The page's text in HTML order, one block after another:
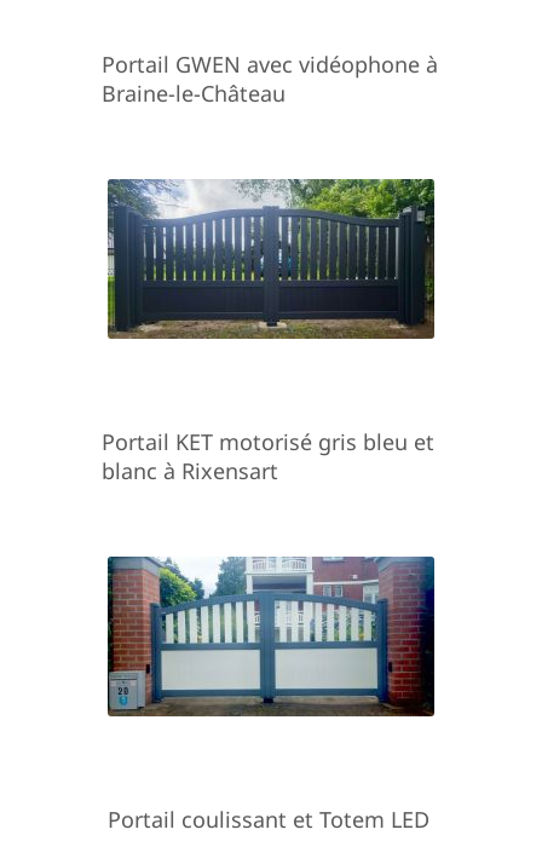
Portail GWEN avec vidéophone à
Braine-le-Château
Portail KET motorisé gris bleu et
blanc à Rixensart
Portail coulissant et Totem LED